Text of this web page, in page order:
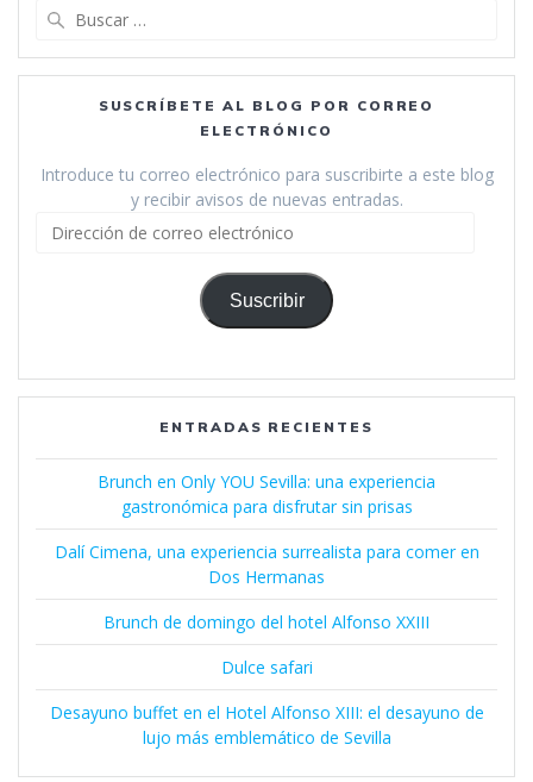
SUSCRÍBETE AL BLOG POR CORREO
ELECTRÓNICO
Introduce tu correo electrónico para suscribirte a este blog
y recibir avisos de nuevas entradas.
Dirección
correo
electrónico
Suscribir
ENTRADAS RECIENTES
Brunch en Only YOU Sevilla: una experiencia
gastronómica para disfrutar sin prisas
Dalí Cimena, una experiencia surrealista para comer en
Dos Hermanas
Brunch de domingo del hotel Alfonso XXIII
Dulce safari
Desayuno buffet en el Hotel Alfonso XIII: el desayuno de
lujo más emblemático de Sevilla